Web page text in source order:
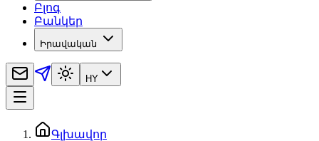
Բլոգ
Բանկեր
Իրավական
HY
Գլխավոր